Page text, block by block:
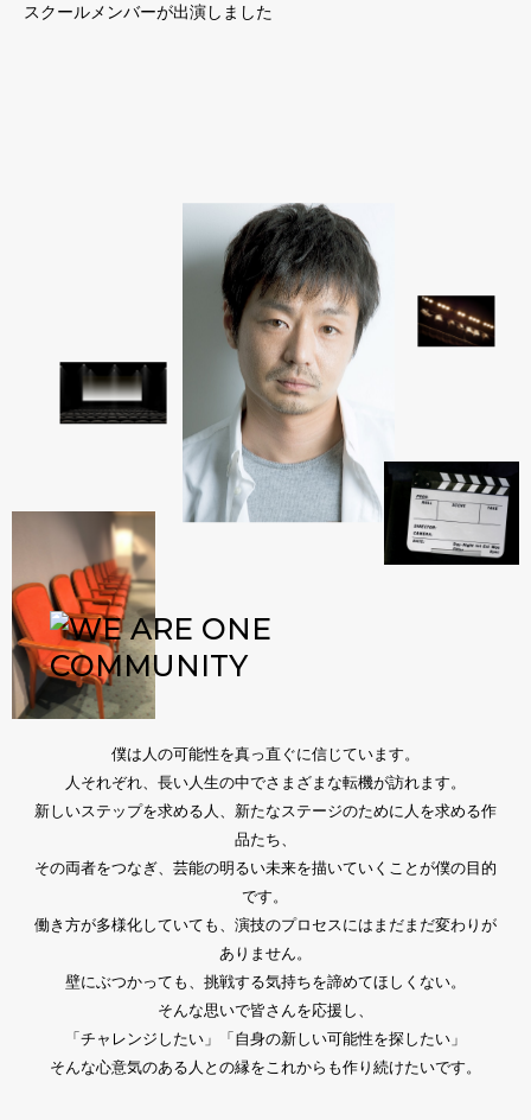
スクールメンバーが出演しました
僕は人の可能性を真っ直ぐに信じています。
人それぞれ、長い人生の中でさまざまな転機が訪れます。
新しいステップを求める人、新たなステージのために人を求める作
品たち、
その両者をつなぎ、芸能の明るい未来を描いていくことが僕の目的
です。
働き方が多様化していても、演技のプロセスにはまだまだ変わりが
ありません。
壁にぶつかっても、挑戦する気持ちを諦めてほしくない。
そんな思いで皆さんを応援し、
「チャレンジしたい」「自身の新しい可能性を探したい」
そんな心意気のある人との縁をこれからも作り続けたいです。